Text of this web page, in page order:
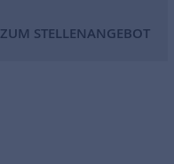
ZUM STELLENANGEBOT